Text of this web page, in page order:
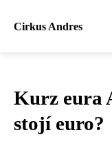
Cirkus Andres
Kurz eura
stojí euro?